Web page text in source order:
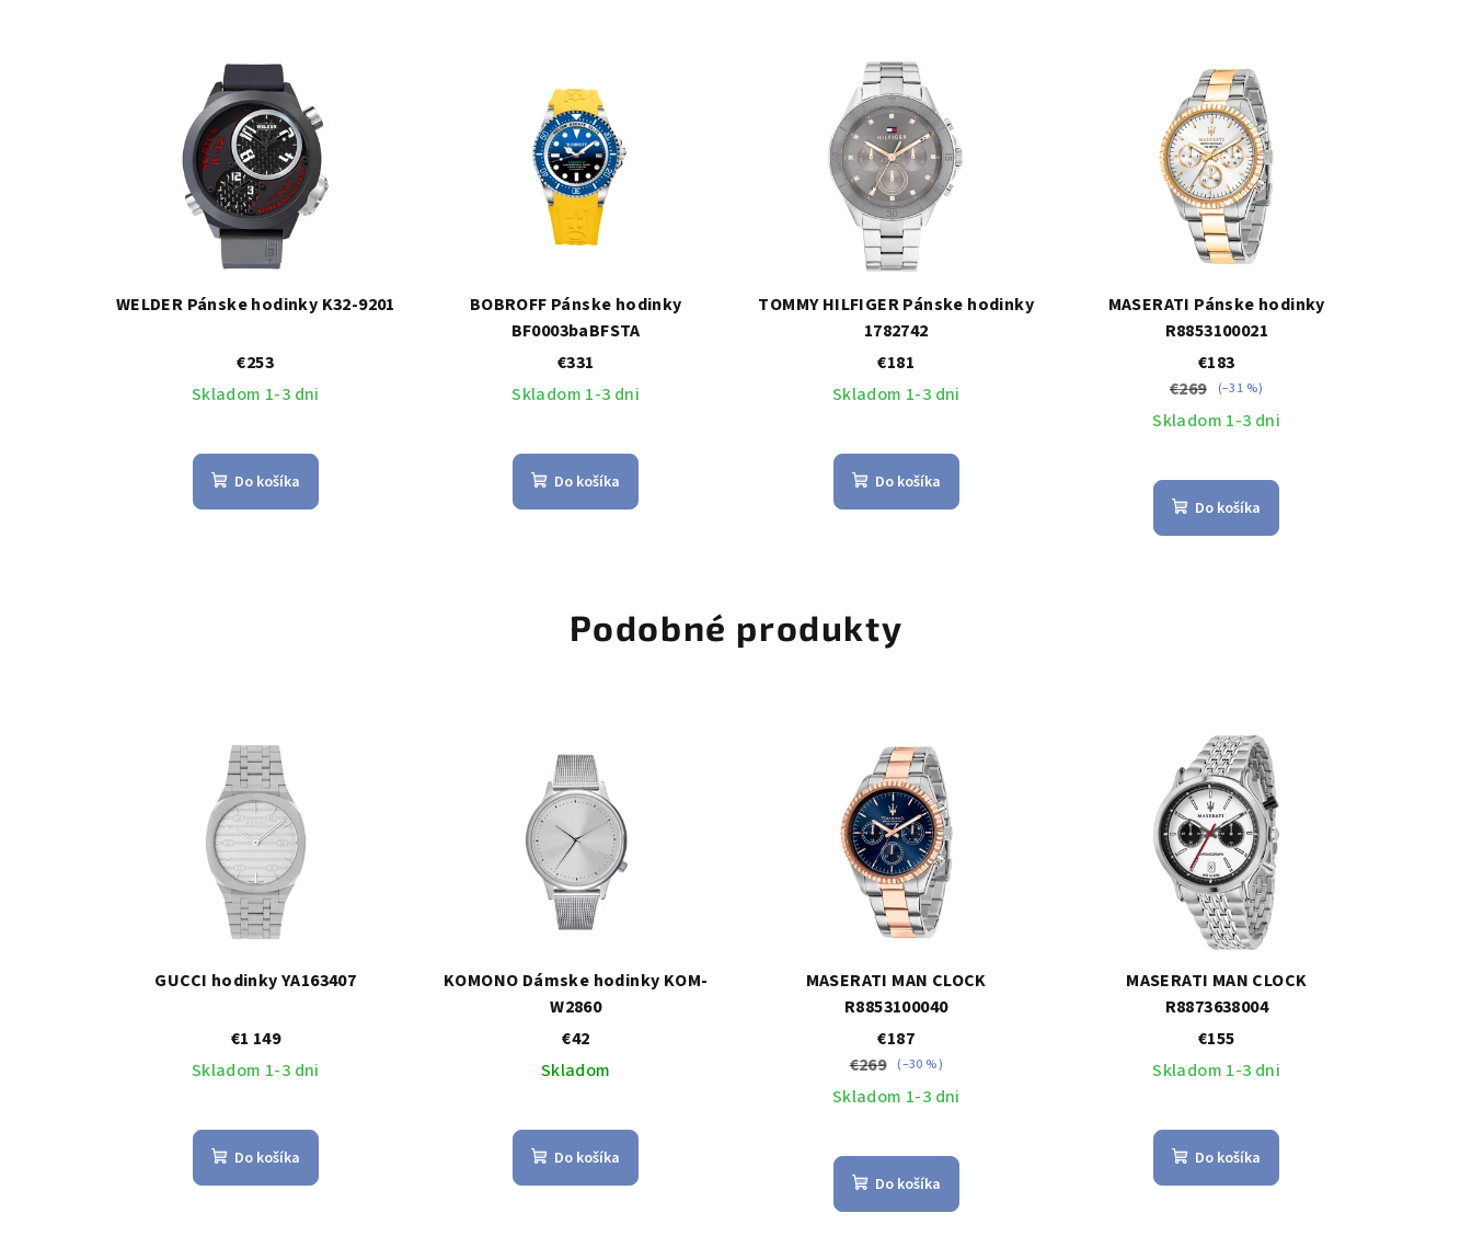
WELDER Pánske hodinky K32-9201
€253
Skladom 1-3 dni
Do košíka
BOBROFF Pánske hodinky
BF0003baBFSTA
€331
Skladom 1-3 dni
Do košíka
TOMMY HILFIGER Pánske hodinky
1782742
€181
Skladom 1-3 dni
Do košíka
MASERATI Pánske hodinky
R8853100021
€183
€269
(–31 %)
Skladom 1-3 dni
Do košíka
Podobné produkty
GUCCI hodinky YA163407
€1 149
Skladom 1-3 dni
Do košíka
KOMONO Dámske hodinky KOM-
W2860
€42
Skladom
Do košíka
MASERATI MAN CLOCK
R8853100040
€187
€269 (–30 %)
Skladom 1-3 dni
Do košíka
MASERATI MAN CLOCK
R8873638004
€155
Skladom 1-3 dni
Do košíka